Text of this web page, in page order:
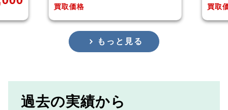
買取価格
もっと見る
過去の実績から